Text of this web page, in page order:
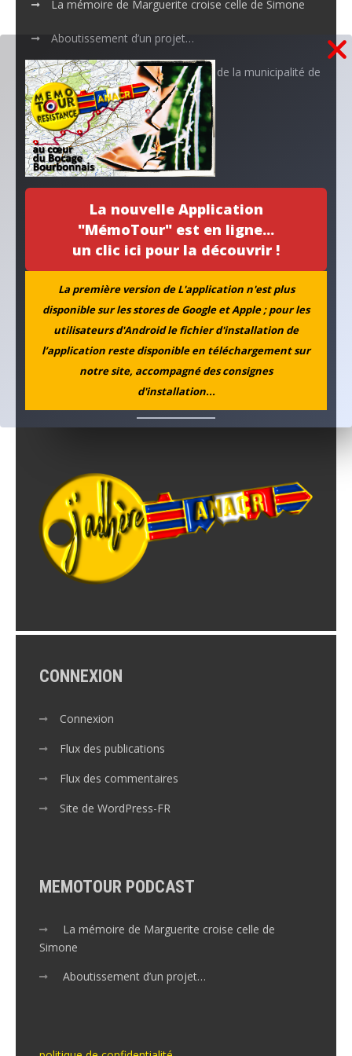
La nouvelle Application
"MémoTour" est en ligne...
un clic ici pour la découvrir !
La première version de L'application n'est plus
disponible sur les stores de Google et Apple ; pour les
utilisateurs d'Android le fichier d'installation de
l’application reste disponible en téléchargement sur
notre site, accompagné des consignes
d'installation...
La mémoire de Marguerite croise celle de Simone
Aboutissement d’un projet…
L’ANACR accompagne l’initiative de la municipalité de
Neuvy
Archives
Rechercher
CONNEXION
Connexion
Flux des publications
Flux des commentaires
Site de WordPress-FR
MEMOTOUR PODCAST
La mémoire de Marguerite croise celle de
Simone
Aboutissement d’un projet…